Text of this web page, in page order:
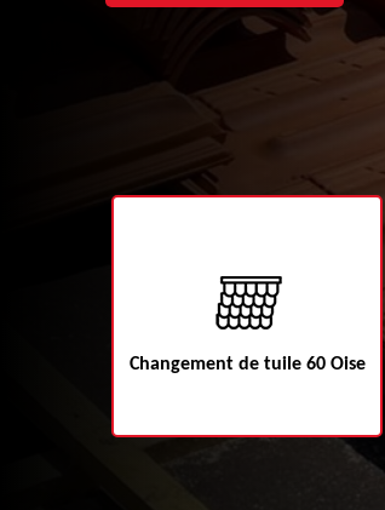
Changement de tuile 60 Oise